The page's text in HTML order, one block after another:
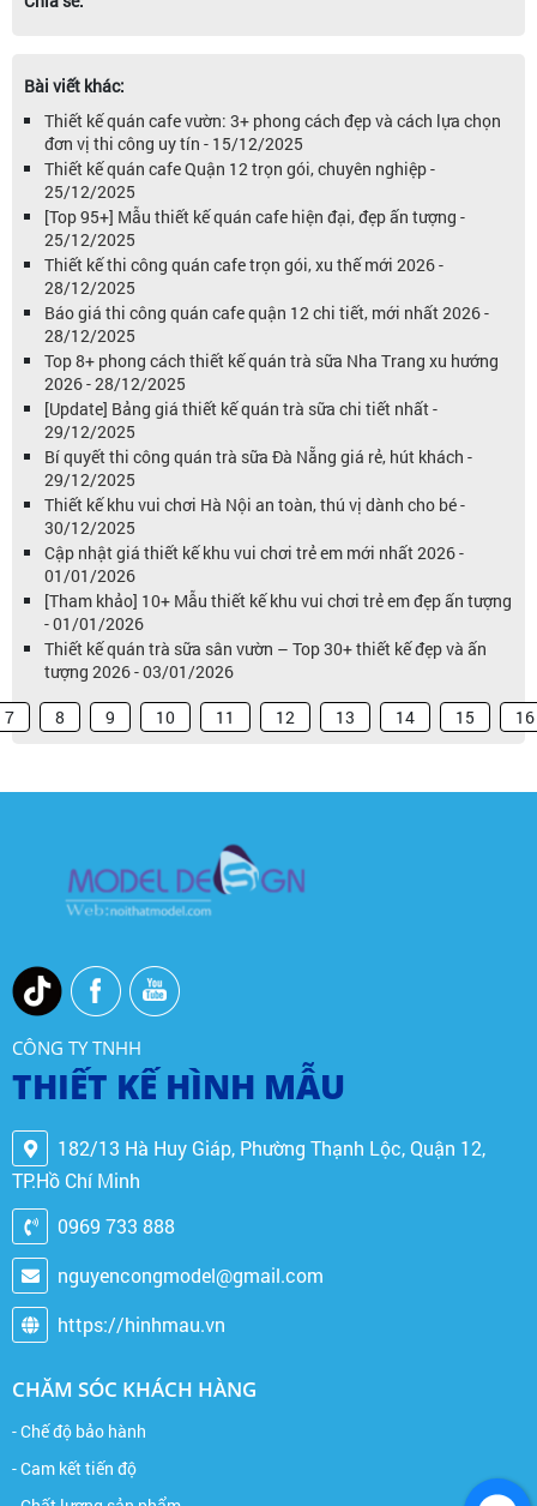
Bài viết khác:
Thiết kế quán cafe vườn: 3+ phong cách đẹp và cách lựa chọn
đơn vị thi công uy tín - 15/12/2025
Thiết kế quán cafe Quận 12 trọn gói, chuyên nghiệp -
25/12/2025
[Top 95+] Mẫu thiết kế quán cafe hiện đại, đẹp ấn tượng -
25/12/2025
Thiết kế thi công quán cafe trọn gói, xu thế mới 2026 -
28/12/2025
Báo giá thi công quán cafe quận 12 chi tiết, mới nhất 2026 -
28/12/2025
Top 8+ phong cách thiết kế quán trà sữa Nha Trang xu hướng
2026 - 28/12/2025
[Update] Bảng giá thiết kế quán trà sữa chi tiết nhất -
29/12/2025
Bí quyết thi công quán trà sữa Đà Nẵng giá rẻ, hút khách -
29/12/2025
Thiết kế khu vui chơi Hà Nội an toàn, thú vị dành cho bé -
30/12/2025
Cập nhật giá thiết kế khu vui chơi trẻ em mới nhất 2026 -
01/01/2026
[Tham khảo] 10+ Mẫu thiết kế khu vui chơi trẻ em đẹp ấn tượng
- 01/01/2026
Thiết kế quán trà sữa sân vườn – Top 30+ thiết kế đẹp và ấn
tượng 2026 - 03/01/2026
7 8 9 10 11 12 13 14 15 16
CÔNG TY TNHH
THIẾT KẾ HÌNH MẪU
182/13 Hà Huy Giáp, Phường Thạnh Lộc, Quận 12,
TP.Hồ Chí Minh
0969 733 888
nguyencongmodel@gmail.com
https://hinhmau.vn
CHĂM SÓC KHÁCH HÀNG
- Chế độ bảo hành
- Cam kết tiến độ